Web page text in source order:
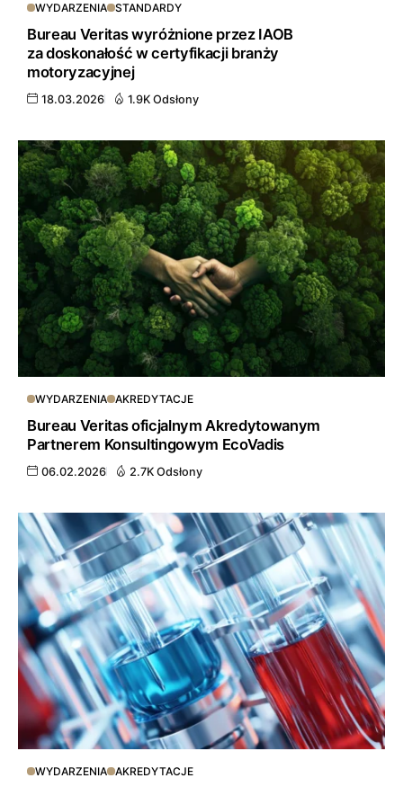
WYDARZENIA STANDARDY
Bureau Veritas wyróżnione przez IAOB
za doskonałość w certyfikacji branży
motoryzacyjnej
18.03.2026 1.9K Odsłony
WYDARZENIA AKREDYTACJE
Bureau Veritas oficjalnym Akredytowanym
Partnerem Konsultingowym EcoVadis
06.02.2026 2.7K Odsłony
WYDARZENIA AKREDYTACJE